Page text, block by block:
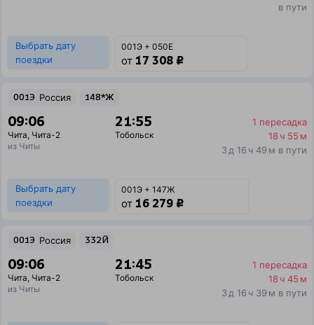
в пути
Выбрать дату
поездки
001Э + 050Е
от 17 308 ₽
001Э Россия 148*Ж
09:06
Чита, Чита-2
из Читы
21:55
Тобольск
1 пересадка
18 ч 55 м
3 д 16 ч 49 м в пути
Выбрать дату
поездки
001Э + 147Ж
от 16 279 ₽
001Э Россия 332Й
09:06
Чита, Чита-2
из Читы
21:45
Тобольск
1 пересадка
18 ч 45 м
3 д 16 ч 39 м в пути